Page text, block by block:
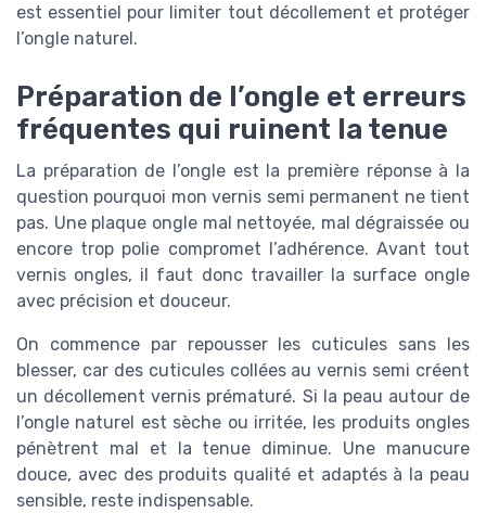
est essentiel pour limiter tout décollement et protéger
l’ongle naturel.
Préparation de l’ongle et erreurs
fréquentes qui ruinent la tenue
La préparation de l’ongle est la première réponse à la
question pourquoi mon vernis semi permanent ne tient
pas. Une plaque ongle mal nettoyée, mal dégraissée ou
encore trop polie compromet l’adhérence. Avant tout
vernis ongles, il faut donc travailler la surface ongle
avec précision et douceur.
On commence par repousser les cuticules sans les
blesser, car des cuticules collées au vernis semi créent
un décollement vernis prématuré. Si la peau autour de
l’ongle naturel est sèche ou irritée, les produits ongles
pénètrent mal et la tenue diminue. Une manucure
douce, avec des produits qualité et adaptés à la peau
sensible, reste indispensable.